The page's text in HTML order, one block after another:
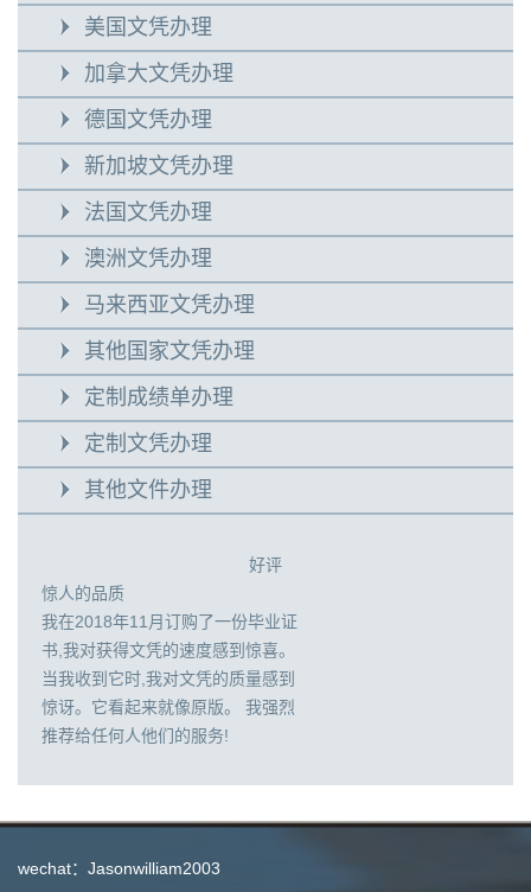
美国文凭办理
加拿大文凭办理
德国文凭办理
新加坡文凭办理
法国文凭办理
澳洲文凭办理
马来西亚文凭办理
其他国家文凭办理
定制成绩单办理
定制文凭办理
其他文件办理
好评
惊人的品质
我在2018年11月订购了一份毕业证
书,我对获得文凭的速度感到惊喜。
当我收到它时,我对文凭的质量感到
惊讶。它看起来就像原版。 我强烈
推荐给任何人他们的服务!
wechat：Jasonwilliam2003